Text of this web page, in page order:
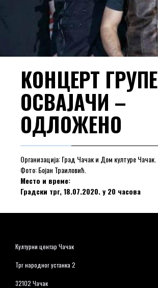
КОНЦЕРТ ГРУПЕ
ОСВАЈАЧИ –
ОДЛОЖЕНО
Организација: Град Чачак и Дом културе Чачак.
Фото: Бојан Траиловић.
Место и време:
Градски трг, 18.07.2020. у 20 часова
Културни центар Чачак
Трг народног устанка 2
32102 Чачак